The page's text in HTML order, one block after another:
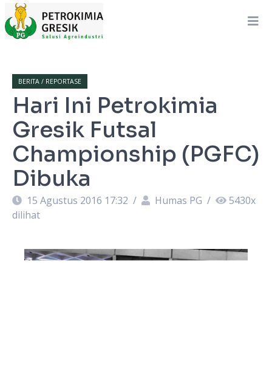
BERITA / REPORTASE
Hari Ini Petrokimia
Gresik Futsal
Championship (PGFC)
Dibuka
15 Agustus 2016 17:32 / Humas PG / 5430x
dilihat